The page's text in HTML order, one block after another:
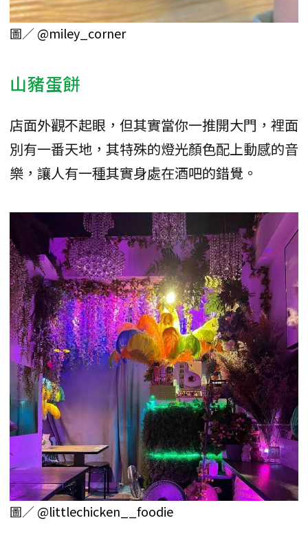
圖／@miley_corner
山豬蛋餅
店面外觀不起眼，但其實當你一推開大門，裡面
別有一番天地，其特殊的燈光顏色配上動感的音
樂，讓人有一種其實身處在酒吧的錯覺。
圖／@littlechicken__foodie